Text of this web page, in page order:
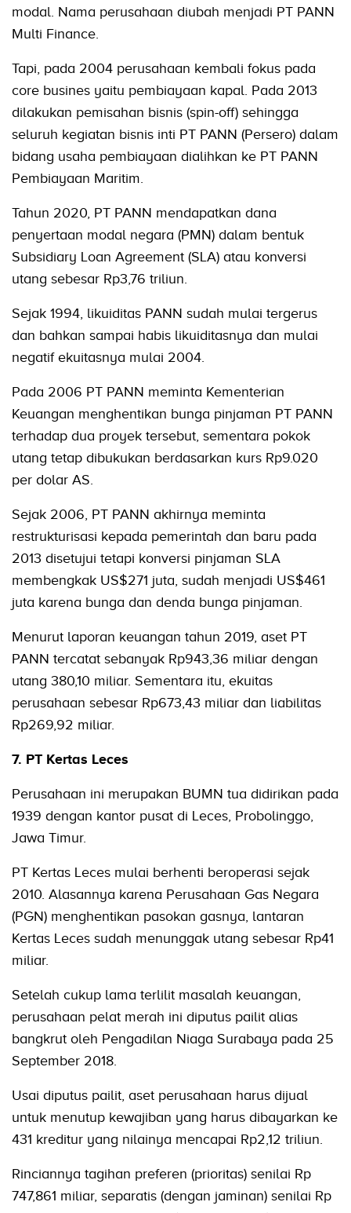
modal. Nama perusahaan diubah menjadi PT PANN
Multi Finance.
Tapi, pada 2004 perusahaan kembali fokus pada
core busines yaitu pembiayaan kapal. Pada 2013
dilakukan pemisahan bisnis (spin-off) sehingga
seluruh kegiatan bisnis inti PT PANN (Persero) dalam
bidang usaha pembiayaan dialihkan ke PT PANN
Pembiayaan Maritim.
Tahun 2020, PT PANN mendapatkan dana
penyertaan modal negara (PMN) dalam bentuk
Subsidiary Loan Agreement (SLA) atau konversi
utang sebesar Rp3,76 triliun.
Sejak 1994, likuiditas PANN sudah mulai tergerus
dan bahkan sampai habis likuiditasnya dan mulai
negatif ekuitasnya mulai 2004.
Pada 2006 PT PANN meminta Kementerian
Keuangan menghentikan bunga pinjaman PT PANN
terhadap dua proyek tersebut, sementara pokok
utang tetap dibukukan berdasarkan kurs Rp9.020
per dolar AS.
Sejak 2006, PT PANN akhirnya meminta
restrukturisasi kepada pemerintah dan baru pada
2013 disetujui tetapi konversi pinjaman SLA
membengkak US$271 juta, sudah menjadi US$461
juta karena bunga dan denda bunga pinjaman.
Menurut laporan keuangan tahun 2019, aset PT
PANN tercatat sebanyak Rp943,36 miliar dengan
utang 380,10 miliar. Sementara itu, ekuitas
perusahaan sebesar Rp673,43 miliar dan liabilitas
Rp269,92 miliar.
7. PT Kertas Leces
Perusahaan ini merupakan BUMN tua didirikan pada
1939 dengan kantor pusat di Leces, Probolinggo,
Jawa Timur.
PT Kertas Leces mulai berhenti beroperasi sejak
2010. Alasannya karena Perusahaan Gas Negara
(PGN) menghentikan pasokan gasnya, lantaran
Kertas Leces sudah menunggak utang sebesar Rp41
miliar.
Setelah cukup lama terlilit masalah keuangan,
perusahaan pelat merah ini diputus pailit alias
bangkrut oleh Pengadilan Niaga Surabaya pada 25
September 2018.
Usai diputus pailit, aset perusahaan harus dijual
untuk menutup kewajiban yang harus dibayarkan ke
431 kreditur yang nilainya mencapai Rp2,12 triliun.
Rinciannya tagihan preferen (prioritas) senilai Rp
747,861 miliar, separatis (dengan jaminan) senilai Rp